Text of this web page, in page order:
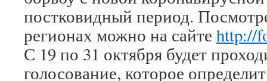
постковидный период.
регионах можно на сайте http://
С 19 по 31 октября будет
голосование, которое